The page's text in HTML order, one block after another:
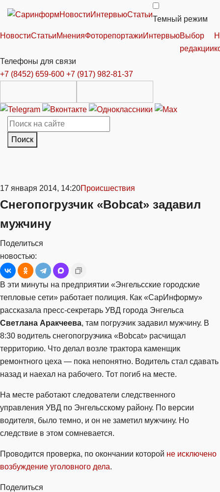
НовостиИнтервьюСтатьи
Темный режим
НовостиСтатьиМненияФоторепортажиИнтервьюВыбор
редакции
Телефоны для связи
+7 (8452) 659-600 +7 (917) 982-81-37
Поиск
17 января 2014, 14:20Происшествия
Снегопогрузчик «Bobcat» задавил
мужчину
Поделиться
новостью:
В эти минуты на предприятии «Энгельсские городские
тепловые сети» работает полиция. Как «СарИнформу»
рассказала пресс-секретарь УВД города Энгельса
Светлана Аракчеева, там погрузчик задавил мужчину. В
8:30 водитель снегопогрузчика «Bobcat» расчищал
территорию. Что делал возле трактора каменщик
ремонтного цеха — пока непонятно. Водитель стал сдавать
назад и наехал на рабочего. Тот погиб на месте.
На месте работают следователи следственного
управления УВД по Энгельсскому району. По версии
водителя, было темно, и он не заметил мужчину. Но
следствие в этом сомневается.
Проводится проверка, по окончании которой не исключено
возбуждение уголовного дела.
Поделиться